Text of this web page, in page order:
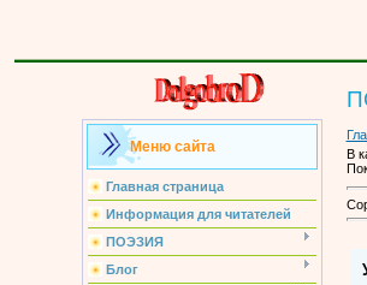
Меню сайта
Главная страница
Информация для читателей
ПОЭЗИЯ
Блог
В